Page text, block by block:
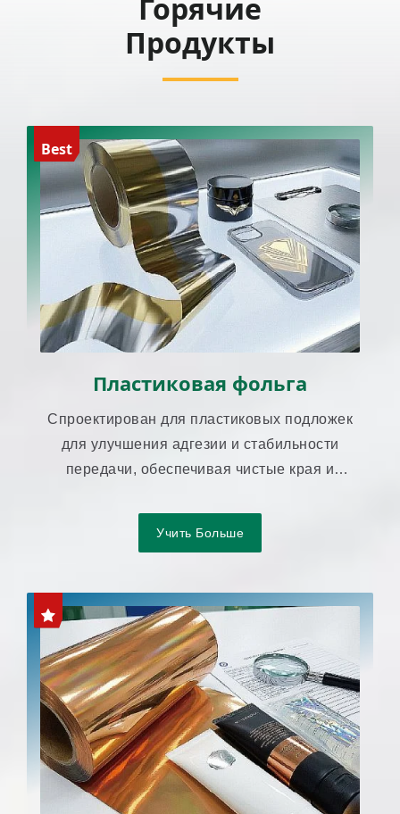
Горячие
Продукты
Best
Пластиковая фольга
Спроектирован для пластиковых подложек
для улучшения адгезии и стабильности
передачи, обеспечивая чистые края и
Учить Больше